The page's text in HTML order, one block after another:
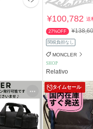
¥100,782送
27%OFF
関税負担なし
MONCLER
SHOP
Relativo
タイムセール